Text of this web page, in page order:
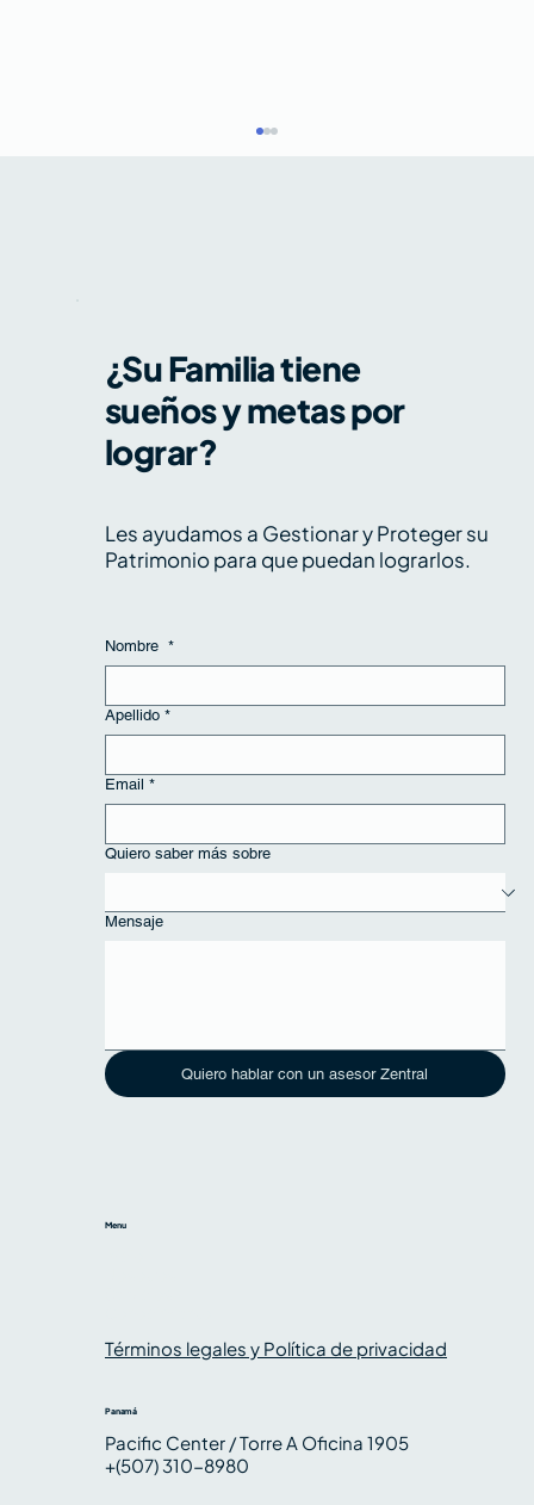
Kimi K3, petróleo y earnings: tres
fuerzas que ponen a prueba el rally -
Los 5 de Zentral, 20 al 24 de julio de
¿Su Familia tiene
sueños y metas por
lograr?
Nombre *
Apellido *
Email *
Quiero saber más sobre
Mensaje
Quiero hablar con un asesor Zentral
Les ayudamos a Gestionar y Proteger su
Patrimonio para que puedan lograrlos.
Menu
Términos legales y Política de privacidad
Panamá
Pacific Center / Torre A Oficina 1905
+(507) 310-8980